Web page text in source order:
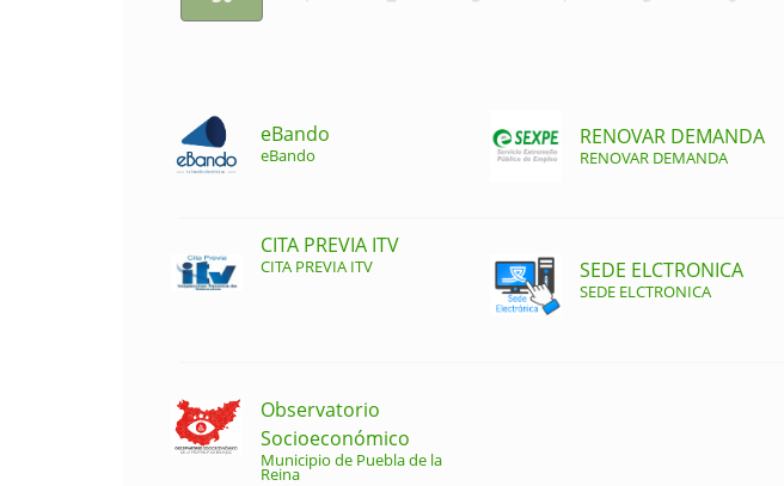
eBando
eBando
RENOVAR DEMANDA
RENOVAR DEMANDA
CITA PREVIA ITV
CITA PREVIA ITV SEDE ELCTRONICA
SEDE ELCTRONICA
Observatorio
Socioeconómico
Municipio de Puebla de la
Reina